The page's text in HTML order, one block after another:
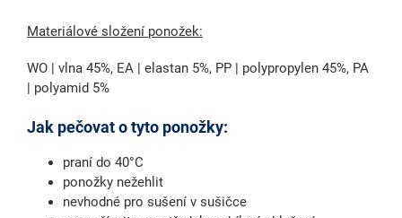
Materiálové složení ponožek:
WO | vlna 45%, EA | elastan 5%, PP | polypropylen 45%, PA
| polyamid 5%
Jak pečovat o tyto ponožky:
praní do 40°C
ponožky nežehlit
nevhodné pro sušení v sušičce